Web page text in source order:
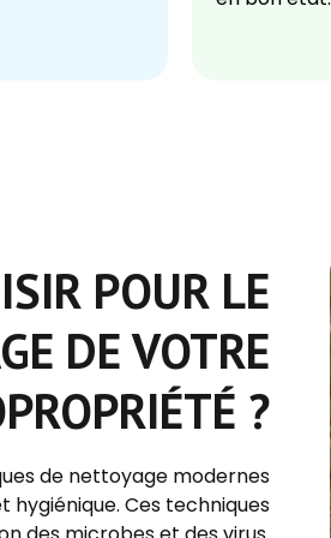
POUR LE
DE VOTRE
?
de nettoyage modernes
Ces techniques